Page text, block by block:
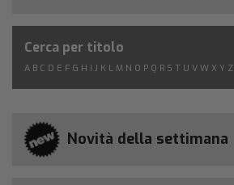
Cerca per titolo
A B C D E F G H I J K L M N O P Q R S T U V W X Y Z
Novità della settimana